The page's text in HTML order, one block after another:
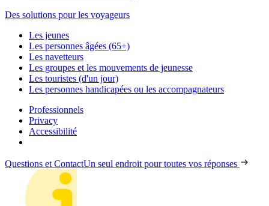
Des solutions pour les voyageurs
Les jeunes
Les personnes âgées (65+)
Les navetteurs
Les groupes et les mouvements de jeunesse
Les touristes (d'un jour)
Les personnes handicapées ou les accompagnateurs
Professionnels
Privacy
Accessibilité
Questions et ContactUn seul endroit pour toutes vos réponses